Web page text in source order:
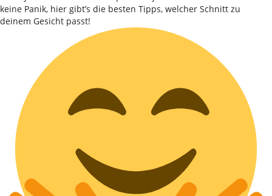
keine Panik, hier gibt’s die besten Tipps, welcher Schnitt zu
deinem Gesicht passt!